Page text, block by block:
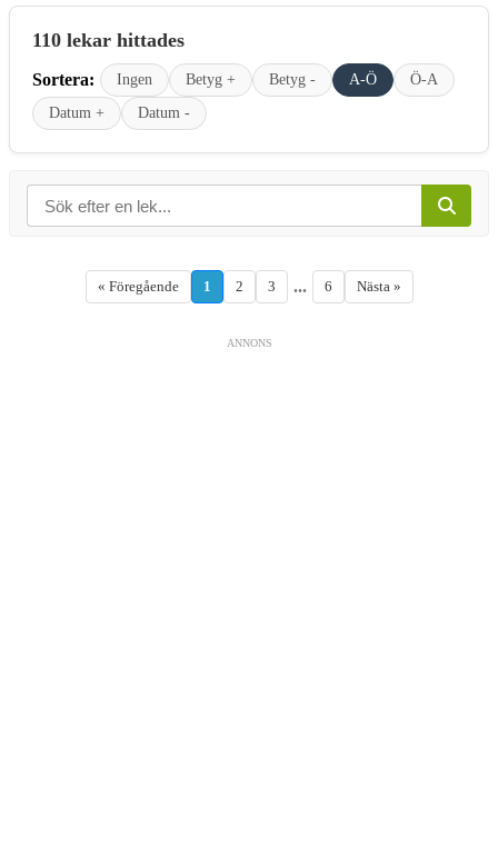
110 lekar hittades
Sortera: Ingen Betyg + Betyg - A-Ö
Ö-A
Datum +
Datum -
« Föregående 1 2 3 ... 6 Nästa »
ANNONS